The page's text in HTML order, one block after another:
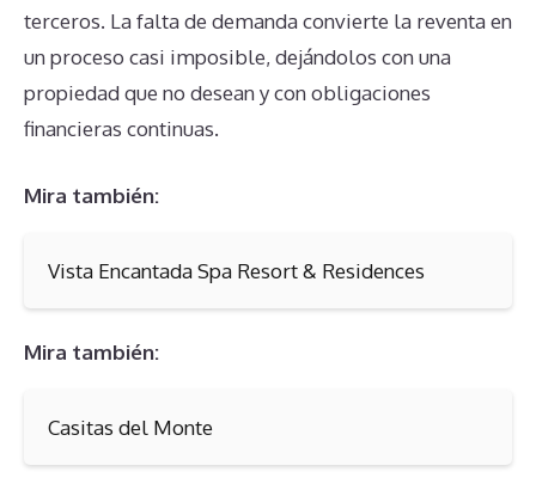
terceros. La falta de demanda convierte la reventa en
un proceso casi imposible, dejándolos con una
propiedad que no desean y con obligaciones
financieras continuas.
Mira también:
Vista Encantada Spa Resort & Residences
Mira también:
Casitas del Monte